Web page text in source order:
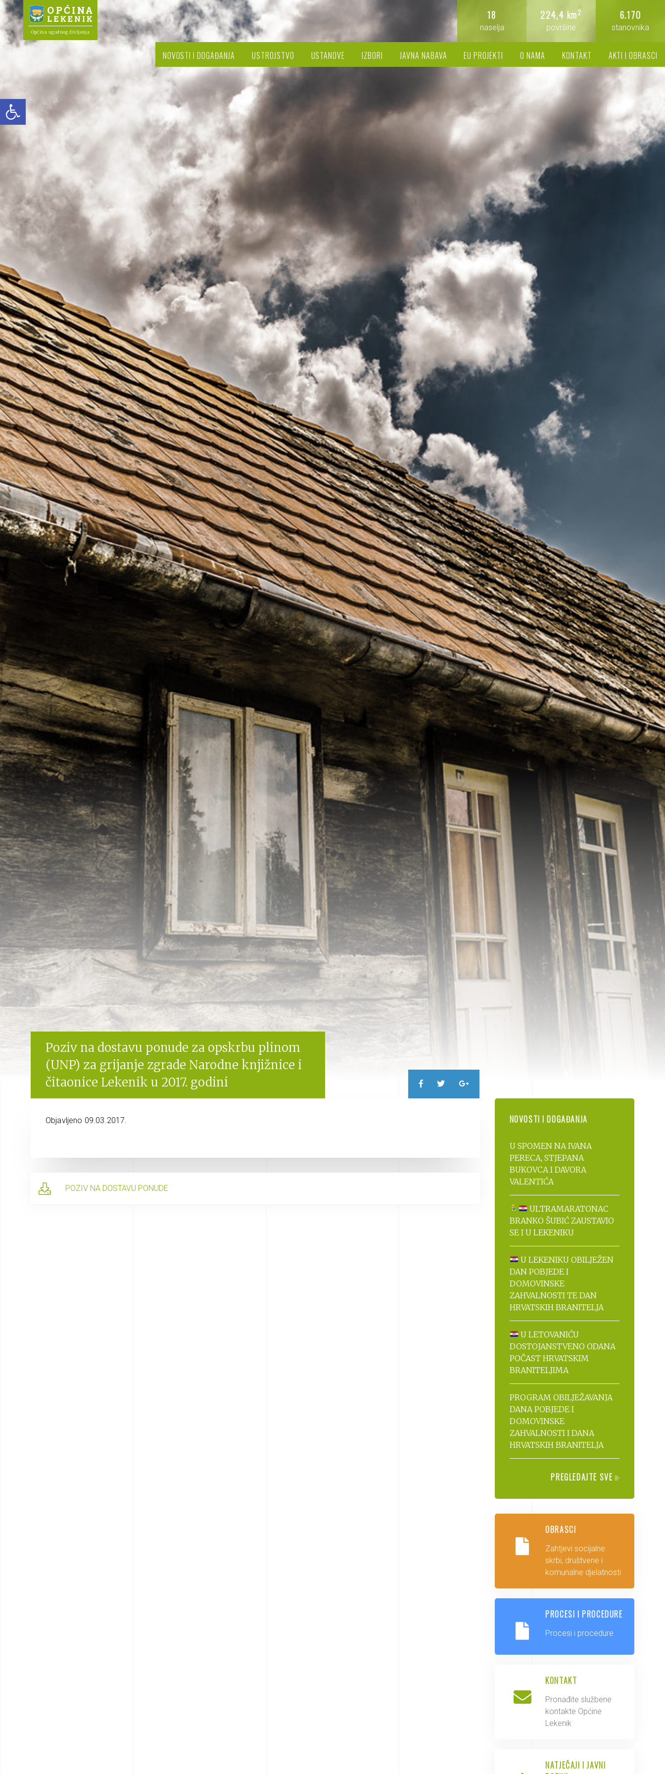
Open toolbar
Općina ugodnog življenja
6.170
stanovnika
224,4 km2
površine
18
naselja
NOVOSTI I DOGAĐANJA USTROJSTVO USTANOVE IZBORI JAVNA NABAVA EU PROJEKTI O NAMA KONTAKT AKTI I OBRASCI
Poziv na dostavu ponude za opskrbu plinom
(UNP) za grijanje zgrade Narodne knjižnice i
čitaonice Lekenik u 2017. godini
Objavljeno 09.03.2017.
POZIV NA DOSTAVU PONUDE
NOVOSTI I DOGAĐANJA
U SPOMEN NA IVANA
PERECA, STJEPANA
BUKOVCA I DAVORA
VALENTIĆA
ULTRAMARATONAC
BRANKO ŠUBIĆ ZAUSTAVIO
SE I U LEKENIKU
U LEKENIKU OBILJEŽEN
DAN POBJEDE I
DOMOVINSKE
ZAHVALNOSTI TE DAN
HRVATSKIH BRANITELJA
U LETOVANIĆU
DOSTOJANSTVENO ODANA
POČAST HRVATSKIM
BRANITELJIMA
PROGRAM OBILJEŽAVANJA
DANA POBJEDE I
DOMOVINSKE
ZAHVALNOSTI I DANA
HRVATSKIH BRANITELJA
PREGLEDAJTE SVE
OBRASCI
Zahtjevi socijalne
skrbi, društvene i
komunalne djelatnosti
PROCESI I PROCEDURE
Procesi i procedure
KONTAKT
Pronađite službene
kontakte Općine
Lekenik
NATJEČAJI I JAVNI